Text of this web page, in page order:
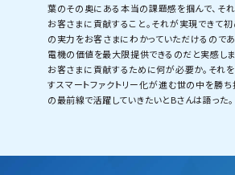
葉のその奥にある本当の課題感を掴んで、そ
お客さまに貢献すること。それが実現できて
の実力をお客さまにわかっていただけるので
電機の価値を最大限提供できるのだと実感しま
お客さまに貢献するために何が必要か。それ
すスマートファクトリー化が進む世の中を勝
の最前線で活躍していきたいとBさんは語った。